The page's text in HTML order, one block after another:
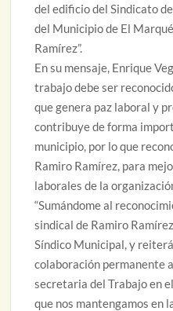
del edificio del Sindicato
del Municipio de El
Ramírez”.
En su mensaje, Enrique
trabajo debe ser
que genera paz laboral y
contribuye de forma
municipio, por lo que
Ramiro Ramírez, para
laborales de la
“Sumándome al
sindical de Ramiro
Síndico Municipal, y
colaboración permanente
secretaria del Trabajo en
que nos mantengamos en